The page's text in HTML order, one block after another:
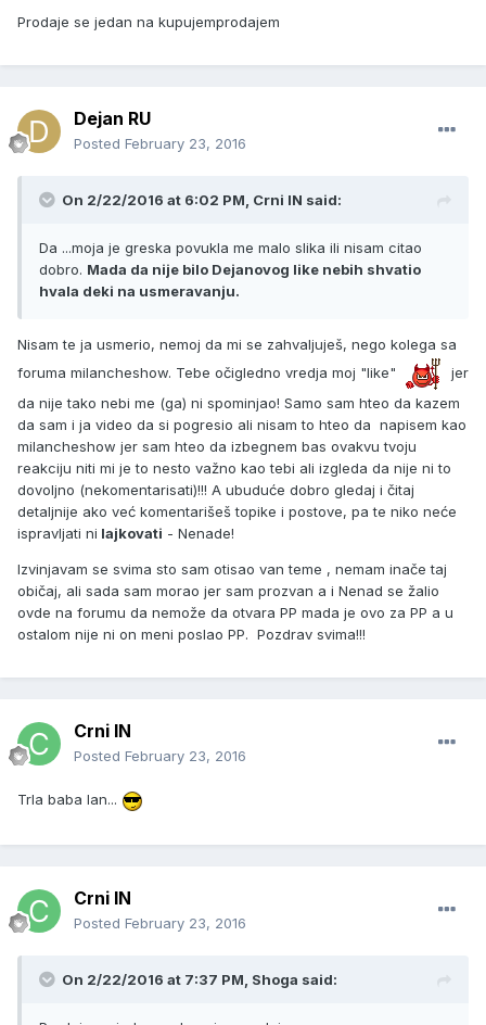
Prodaje se jedan na kupujemprodajem
Dejan RU
Posted February 23, 2016
On 2/22/2016 at 6:02 PM, Crni IN said:
Da ...moja je greska povukla me malo slika ili nisam citao
dobro. Mada da nije bilo Dejanovog like nebih shvatio
hvala deki na usmeravanju.
Nisam te ja usmerio, nemoj da mi se zahvaljuješ, nego kolega sa
foruma milancheshow. Tebe očigledno vredja moj "like"
jer
da nije tako nebi me (ga) ni spominjao! Samo sam hteo da kazem
da sam i ja video da si pogresio ali nisam to hteo da napisem kao
milancheshow jer sam hteo da izbegnem bas ovakvu tvoju
reakciju niti mi je to nesto važno kao tebi ali izgleda da nije ni to
dovoljno (nekomentarisati)!!! A ubuduće dobro gledaj i čitaj
detaljnije ako već komentarišeš topike i postove, pa te niko neće
ispravljati ni lajkovati - Nenade!
Izvinjavam se svima sto sam otisao van teme , nemam inače taj
običaj, ali sada sam morao jer sam prozvan a i Nenad se žalio
ovde na forumu da nemože da otvara PP mada je ovo za PP a u
ostalom nije ni on meni poslao PP. Pozdrav svima!!!
Crni IN
Posted February 23, 2016
Trla baba lan...
Crni IN
Posted February 23, 2016
On 2/22/2016 at 7:37 PM, Shoga said: